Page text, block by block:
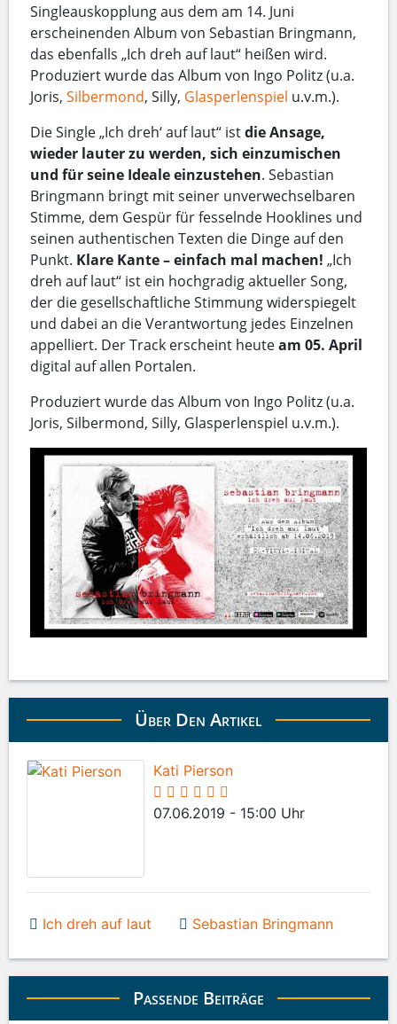
Singleauskopplung aus dem am 14. Juni
erscheinenden Album von Sebastian Bringmann,
das ebenfalls „Ich dreh auf laut“ heißen wird.
Produziert wurde das Album von Ingo Politz (u.a.
Joris, Silbermond, Silly, Glasperlenspiel u.v.m.).
Die Single „Ich dreh‘ auf laut“ istdie Ansage,
wieder lauter zu werden, sich einzumischen
und für seine Ideale einzustehen. Sebastian
Bringmann bringt mit seiner unverwechselbaren
Stimme, dem Gespür für fesselnde Hooklines und
seinen authentischen Texten die Dinge auf den
Punkt. Klare Kante – einfach mal machen! „Ich
dreh auf laut“ ist ein hochgradig aktueller Song,
der die gesellschaftliche Stimmung widerspiegelt
und dabei an die Verantwortung jedes Einzelnen
appelliert. Der Track erscheint heuteam 05. April
digital auf allen Portalen.
Produziert wurde das Album von Ingo Politz (u.a.
Joris, Silbermond, Silly, Glasperlenspiel u.v.m.).
Über Den Artikel
Kati Pierson
07.06.2019 - 15:00 Uhr
Ich dreh auf laut Sebastian Bringmann
Passende Beiträge